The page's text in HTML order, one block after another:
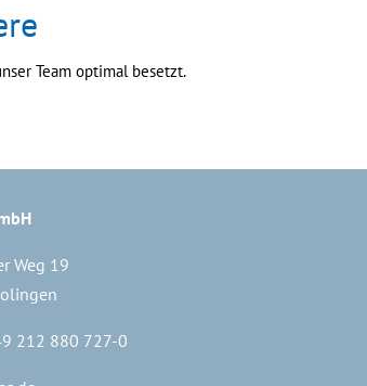
Team optimal besetzt.
Weg 19
212 880 727-0